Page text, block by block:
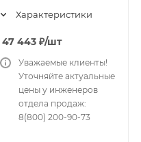
Характеристики
47 443 ₽/шт
Уважаемые клиенты!
Уточняйте актуальные
цены у инженеров
отдела продаж:
8(800) 200-90-73